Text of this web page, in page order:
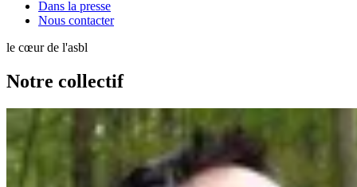
Dans la presse
Nous contacter
le cœur de l'asbl
Notre collectif